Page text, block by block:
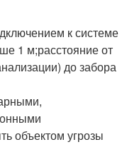
к системе
1 м;расстояние от
до забора
объектом угрозы